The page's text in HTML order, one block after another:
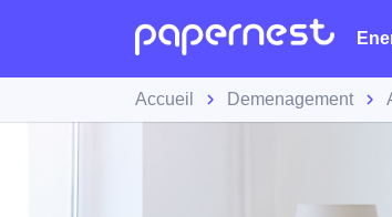
Accueil Demenagement